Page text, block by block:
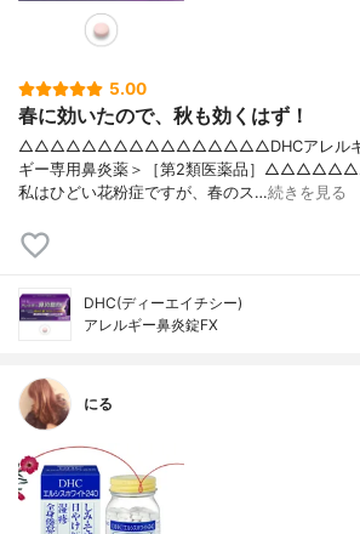
5.00
春に効いたので、秋も効くはず！
△△△△△△△△△△△△△△△△DHCアレルギー
ギー専用鼻炎薬＞［第2類医薬品］
私はひどい花粉症ですが、春のス…続きを見る
DHC(ディーエイチシー)
アレルギー鼻炎錠FX
にる